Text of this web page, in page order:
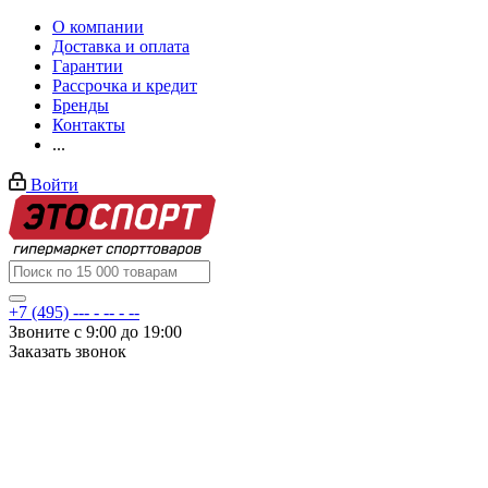
О компании
Доставка и оплата
Гарантии
Рассрочка и кредит
Бренды
Контакты
...
Войти
+7 (495) --- - -- - --
Звоните с 9:00 до 19:00
Заказать звонок